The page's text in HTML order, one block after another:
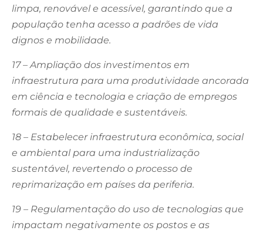
limpa, renovável e acessível, garantindo que a
população tenha acesso a padrões de vida
dignos e mobilidade.
17 – Ampliação dos investimentos em
infraestrutura para uma produtividade ancorada
em ciência e tecnologia e criação de empregos
formais de qualidade e sustentáveis.
18 – Estabelecer infraestrutura econômica, social
e ambiental para uma industrialização
sustentável, revertendo o processo de
reprimarização em países da periferia.
19 – Regulamentação do uso de tecnologias que
impactam negativamente os postos e as